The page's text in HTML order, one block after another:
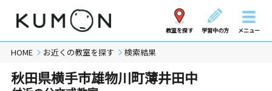
教室を探す 学習中の方 メニュー
HOME お近くの教室を探す 検索結果
秋田県横手市雄物川町薄井田中